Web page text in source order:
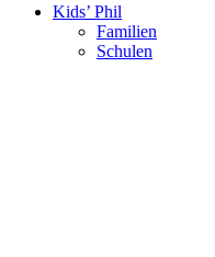
Kids’ Phil
Familien
Schulen